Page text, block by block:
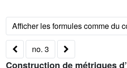
no. 3
Construction de métriques